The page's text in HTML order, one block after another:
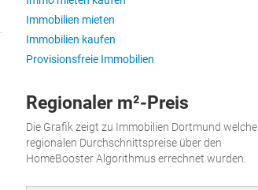
Immobilien mieten
Immobilien kaufen
Provisionsfreie Immobilien
Regionaler m²-Preis
Die Grafik zeigt zu Immobilien Dortmund welche
regionalen Durchschnittspreise über den
HomeBooster Algorithmus errechnet wurden.